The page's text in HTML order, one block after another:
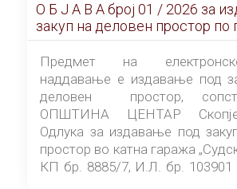
О Б Ј А В А брoj 01 / 2026 за
закуп на деловен простор по
ЕЛЕКТРОНСКО ЈАВНО
Предмет на
наддавање е издавање под
деловен простор,
ОПШТИНА ЦЕНТАР
Одлука за издавање под
простор во катна гаража
КП бр. 8885/7, И.Л. бр. 103901